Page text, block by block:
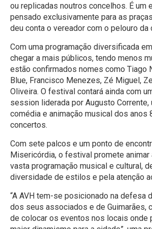
ou replicadas noutros concelhos. É um
pensado exclusivamente para as
deu conta o vereador com o pelouro da
Com uma programação diversificada
chegar a mais públicos, tendo menos
estão confirmados nomes como Tiago
Blue, Francisco Menezes, Zé Miguel,
Oliveira. O festival contará ainda com
session liderada por Augusto Corrente,
comédia e animação musical dos anos
concertos.
Com sete palcos e um ponto de
Misericórdia, o festival promete animar
vasta programação musical e cultural,
diversidade de estilos e pela atenção
“A AVH tem-se posicionado na defesa
dos seus associados e de Guimarães,
de colocar os eventos nos locais onde